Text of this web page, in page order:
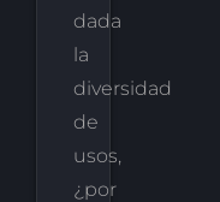
dada
la
diversidad
de
usos,
¿por